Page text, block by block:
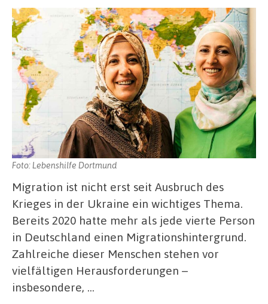
Foto: Lebenshilfe Dortmund
Migration ist nicht erst seit Ausbruch des
Krieges in der Ukraine ein wichtiges Thema.
Bereits 2020 hatte mehr als jede vierte Person
in Deutschland einen Migrationshintergrund.
Zahlreiche dieser Menschen stehen vor
vielfältigen Herausforderungen –
insbesondere, …